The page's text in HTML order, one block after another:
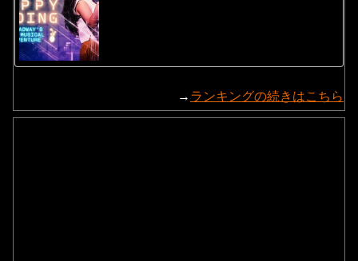
→ ランキングの続きはこちら